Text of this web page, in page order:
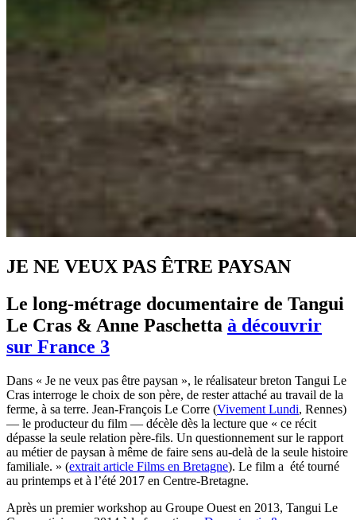
JE NE VEUX PAS ÊTRE PAYSAN
Le long-métrage documentaire de Tangui
Le Cras & Anne Paschetta à découvrir
sur France 3
Dans « Je ne veux pas être paysan », le réalisateur breton Tangui Le
Cras interroge le choix de son père, de rester attaché au travail de la
ferme, à sa terre. Jean-François Le Corre (Vivement Lundi, Rennes)
— le producteur du film — décèle dès la lecture que « ce récit
dépasse la seule relation père-fils. Un questionnement sur le rapport
au métier de paysan à même de faire sens au-delà de la seule histoire
familiale. » (extrait article Films en Bretagne). Le film a été tourné
au printemps et à l’été 2017 en Centre-Bretagne.
Après un premier workshop au Groupe Ouest en 2013, Tangui Le